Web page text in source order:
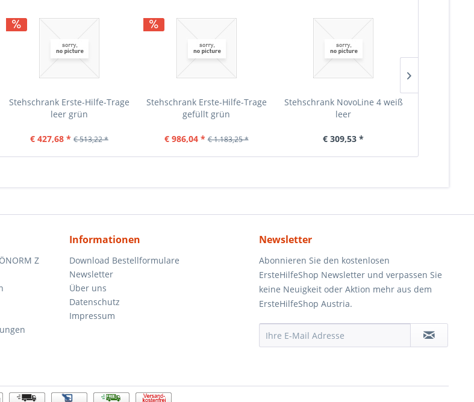
Stehschrank Erste-Hilfe-Trage
leer grün
€ 427,68 * € 513,22 *
Stehschrank Erste-Hilfe-Trage
gefüllt grün
€ 986,04 * € 1.183,25 *
Stehschrank NovoLine 4 weiß
leer
€ 309,53 *
Z
Informationen
Download Bestellformulare
Newsletter
Über uns
Datenschutz
Impressum
Newsletter
Abonnieren Sie den kostenlosen
ErsteHilfeShop Newsletter und verpassen Sie
keine Neuigkeit oder Aktion mehr aus dem
ErsteHilfeShop Austria.